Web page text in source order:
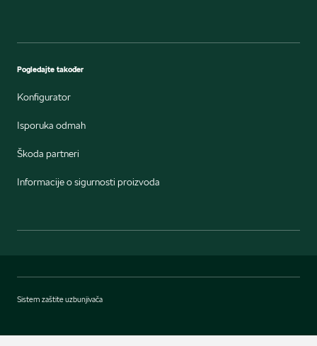
Pogledajte također
Konfigurator
Isporuka odmah
Škoda partneri
Informacije o sigurnosti proizvoda
Sistem zaštite uzbunjivača